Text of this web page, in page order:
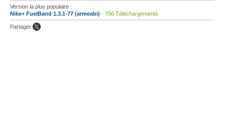
Version la plus populaire :
Nike+ FuelBand 1.3.1-77 (armeabi) - 756 Téléchargements
Partager: